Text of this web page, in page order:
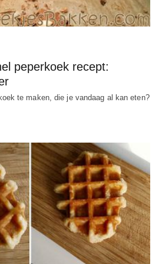
peperkoek recept:
te maken, die je vandaag al kan eten?